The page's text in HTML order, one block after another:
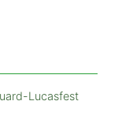
Lucasfest